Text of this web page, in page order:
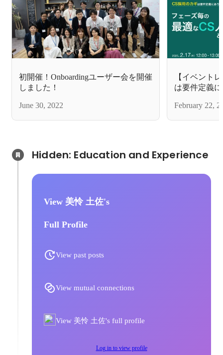
初開催！Onboardingユーザー会を開催
しました！
June 30, 2022
【イベント
は要件定義
February 22,
View 美怜 土佐's
Full Profile
View past posts
View mutual connections
View 美怜 土佐's full profile
Log in to view profile